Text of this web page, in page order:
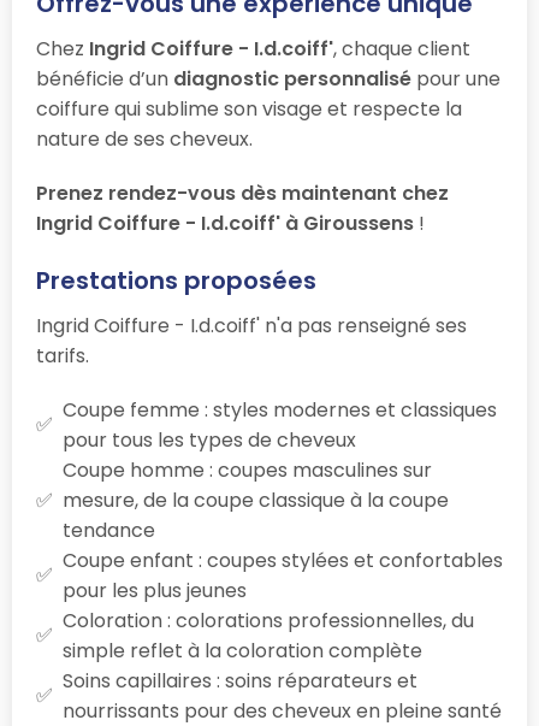
Chez Ingrid Coiffure - I.d.coiff', chaque client
bénéficie d’un diagnostic personnalisé pour une
coiffure qui sublime son visage et respecte la
nature de ses cheveux.
Prenez rendez-vous dès maintenant chez
Ingrid Coiffure - I.d.coiff' à Giroussens !
Prestations proposées
Ingrid Coiffure - I.d.coiff' n'a pas renseigné ses
tarifs.
Coupe femme : styles modernes et classiques
pour tous les types de cheveux
Coupe homme : coupes masculines sur
mesure, de la coupe classique à la coupe
tendance
Coupe enfant : coupes stylées et confortables
pour les plus jeunes
Coloration : colorations professionnelles, du
simple reflet à la coloration complète
Soins capillaires : soins réparateurs et
nourrissants pour des cheveux en pleine santé